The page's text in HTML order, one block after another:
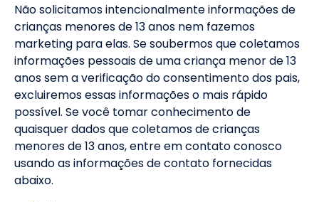
Não solicitamos intencionalmente informações de
crianças menores de 13 anos nem fazemos
marketing para elas. Se soubermos que coletamos
informações pessoais de uma criança menor de 13
anos sem a verificação do consentimento dos pais,
excluiremos essas informações o mais rápido
possível. Se você tomar conhecimento de
quaisquer dados que coletamos de crianças
menores de 13 anos, entre em contato conosco
usando as informações de contato fornecidas
abaixo.